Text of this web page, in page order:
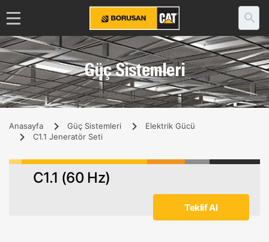
Güç Sistemleri
Anasayfa Güç Sistemleri
Elektrik Gücü
C1.1 Jeneratör Seti
C1.1 (60 Hz)
Teklif Al